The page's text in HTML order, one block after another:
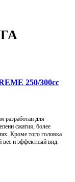
250/300cc
разработан для
сжатия, более
Кроме того головка
вес и эффектный вид.